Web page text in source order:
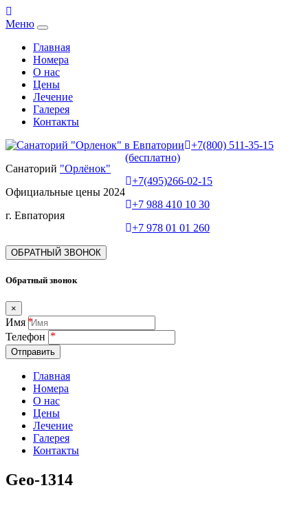
Меню
Главная
Номера
О нас
Цены
Лечение
Галерея
Контакты
Санаторий "Орлёнок"
Официальные цены 2024
г. Евпатория
+7(800) 511-35-15
(бесплатно)
+7(495)266-02-15
+7 988 410 10 30
+7 978 01 01 260
ОБРАТНЫЙ ЗВОНОК
Обратный звонок
×
Имя
Телефон
Отправить
Главная
Номера
О нас
Цены
Лечение
Галерея
Контакты
Geo-1314